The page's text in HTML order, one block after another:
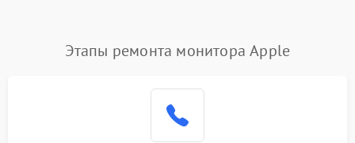
Этапы ремонта монитора Apple